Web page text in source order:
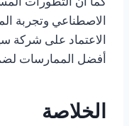
كما أن التطورات
الاصطناعي وتجربة
الاعتماد على شركة
أفضل الممارسات
الخلاصة